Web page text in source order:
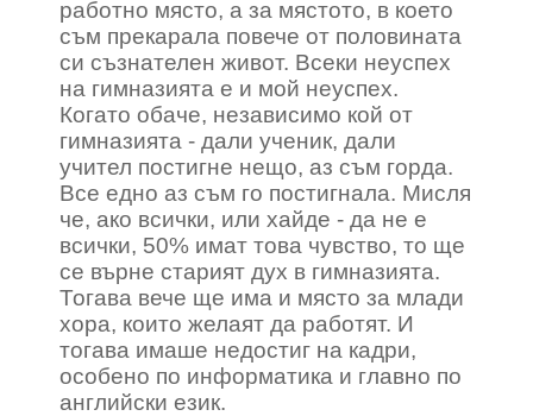
работно място, а за мястото, в което
съм прекарала повече от половината
си съзнателен живот. Всеки неуспех
на гимназията е и мой неуспех.
Когато обаче, независимо кой от
гимназията - дали ученик, дали
учител постигне нещо, аз съм горда.
Все едно аз съм го постигнала. Мисля
че, ако всички, или хайде - да не е
всички, 50% имат това чувство, то ще
се върне старият дух в гимназията.
Тогава вече ще има и място за млади
хора, които желаят да работят. И
тогава имаше недостиг на кадри,
особено по информатика и главно по
английски език.